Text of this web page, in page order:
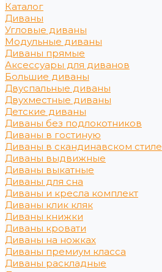
Каталог
Диваны
Угловые диваны
Модульные диваны
Диваны прямые
Аксессуары для диванов
Большие диваны
Двуспальные диваны
Двухместные диваны
Детские диваны
Диваны без подлокотников
Диваны в гостиную
Диваны в скандинавском стиле
Диваны выдвижные
Диваны выкатные
Диваны для сна
Диваны и кресла комплект
Диваны клик кляк
Диваны книжки
Диваны кровати
Диваны на ножках
Диваны премиум класса
Диваны раскладные